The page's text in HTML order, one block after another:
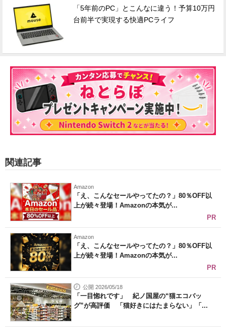
「5年前のPC」とこんなに違う！予算10万円
台前半で実現する快適PCライフ
関連記事
Amazon
「え、こんなセールやってたの？」80％OFF以
上が続々登場！Amazonの本気が...
PR
Amazon
「え、こんなセールやってたの？」80％OFF以
上が続々登場！Amazonの本気が...
PR
公開 2026/05/18
「一目惚れです」 紀ノ国屋の“猫エコバッ
グ”が高評価 「猫好きにはたまらない」「...